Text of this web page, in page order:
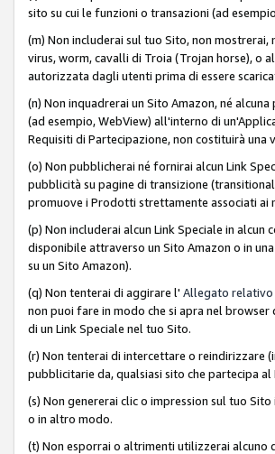
sito su cui le funzioni o transazioni (ad
(m) Non includerai sul tuo Sito, non
virus, worm, cavalli di Troia (Trojan horse), o
autorizzata dagli utenti prima di essere
(n) Non inquadrerai un Sito Amazon, né
(ad esempio, WebView) all'interno di
Requisiti di Partecipazione, non costituirà
(o) Non pubblicherai né fornirai alcun Link
pubblicità su pagine di transizione
promuove i Prodotti strettamente associati ai
(p) Non includerai alcun Link Speciale in
disponibile attraverso un Sito Amazon o in
su un Sito Amazon).
(q) Non tenterai di aggirare l' Allegato relativo
non puoi fare in modo che si apra nel
di un Link Speciale nel tuo Sito.
(r) Non tenterai di intercettare o reindirizzare
pubblicitarie da, qualsiasi sito che partecipa
(s) Non genererai clic o impression sul tuo
o in altro modo.
(t) Non esporrai o altrimenti utilizzerai alcuno